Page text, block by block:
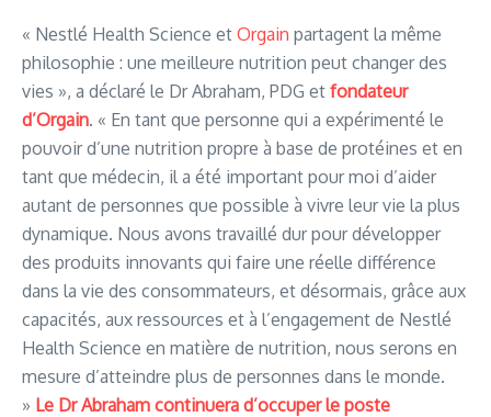
« Nestlé Health Science et Orgain partagent la même
philosophie : une meilleure nutrition peut changer des
vies », a déclaré le Dr Abraham, PDG et fondateur
d’Orgain. « En tant que personne qui a expérimenté le
pouvoir d’une nutrition propre à base de protéines et en
tant que médecin, il a été important pour moi d’aider
autant de personnes que possible à vivre leur vie la plus
dynamique. Nous avons travaillé dur pour développer
des produits innovants qui faire une réelle différence
dans la vie des consommateurs, et désormais, grâce aux
capacités, aux ressources et à l’engagement de Nestlé
Health Science en matière de nutrition, nous serons en
mesure d’atteindre plus de personnes dans le monde.
» Le Dr Abraham continuera d’occuper le poste